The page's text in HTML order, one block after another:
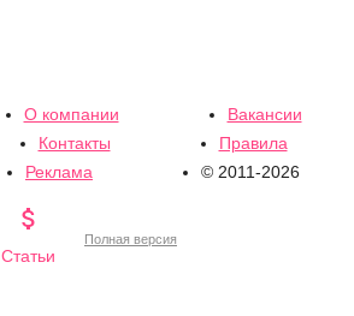
О компании
Вакансии
Контакты
Правила
Реклама
© 2011-2026

Статьи
Полная версия